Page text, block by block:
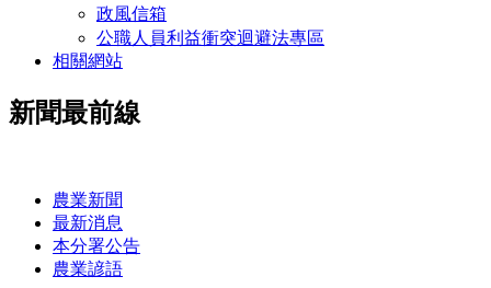
政風信箱
公職人員利益衝突迴避法專區
相關網站
新聞最前線
農業新聞
最新消息
本分署公告
農業諺語